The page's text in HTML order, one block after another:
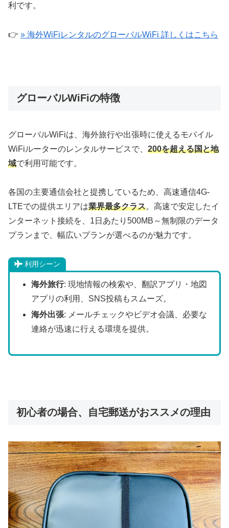
利です。
👉 » 海外WiFiレンタルのグローバルWiFi 詳しくはこちら
グローバルWiFiの特徴
グローバルWiFiは、海外旅行や出張時に使えるモバイル
WiFiルーターのレンタルサービスで、 200を超える国と地
域で利用可能です。
各国の主要通信会社と提携しているため、高速通信4G-
LTEでの提供エリアは業界最多クラス。高速で安定したイ
ンターネット接続を、1日あたり500MB～無制限のデータ
プランまで、幅広いプランが選べるのが魅力です。
利用シーン
海外旅行: 現地情報の検索や、翻訳アプリ・地図
アプリの利用、SNS投稿もスムーズ。
海外出張: メールチェックやビデオ会議、必要な
連絡が迅速に行える環境を提供。
初心者の場合、自宅郵送がおススメの理由